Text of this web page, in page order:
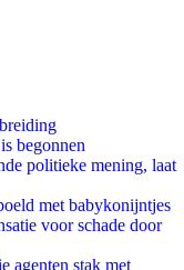
begonnen
politieke mening, laat
met babykonijntjes
voor schade door
agenten stak met